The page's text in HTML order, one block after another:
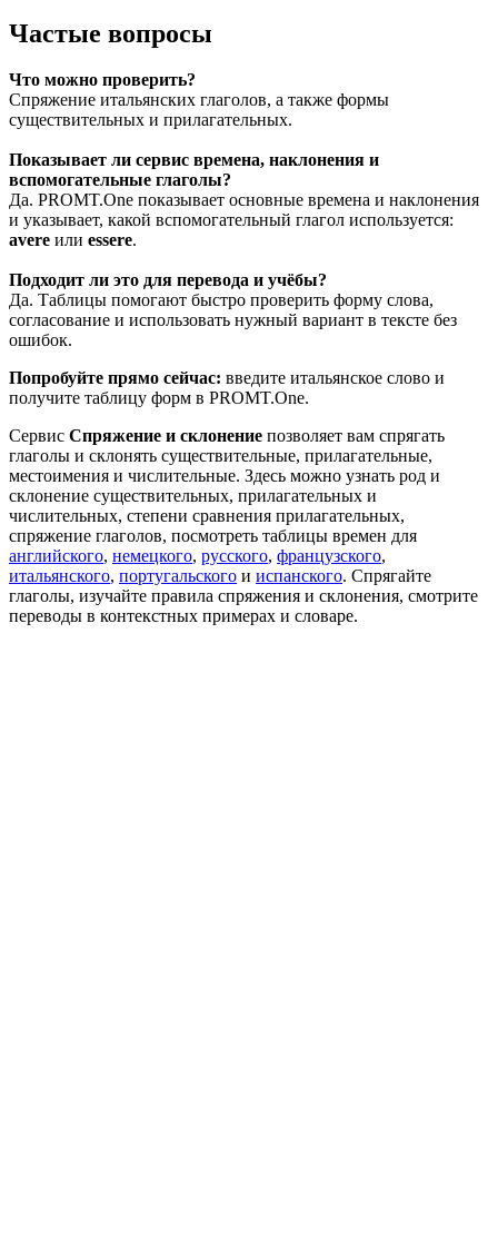
Частые вопросы
Что можно проверить?
Спряжение итальянских глаголов, а также формы
существительных и прилагательных.
Показывает ли сервис времена, наклонения и
вспомогательные глаголы?
Да. PROMT.One показывает основные времена и наклонения
и указывает, какой вспомогательный глагол используется:
avere или essere.
Подходит ли это для перевода и учёбы?
Да. Таблицы помогают быстро проверить форму слова,
согласование и использовать нужный вариант в тексте без
ошибок.
Попробуйте прямо сейчас: введите итальянское слово и
получите таблицу форм в PROMT.One.
Сервис Спряжение и склонение позволяет вам спрягать
глаголы и склонять существительные, прилагательные,
местоимения и числительные. Здесь можно узнать род и
склонение существительных, прилагательных и
числительных, степени сравнения прилагательных,
спряжение глаголов, посмотреть таблицы времен для
английского, немецкого, русского, французского,
итальянского, португальского и испанского. Спрягайте
глаголы, изучайте правила спряжения и склонения, смотрите
переводы в контекстных примерах и словаре.